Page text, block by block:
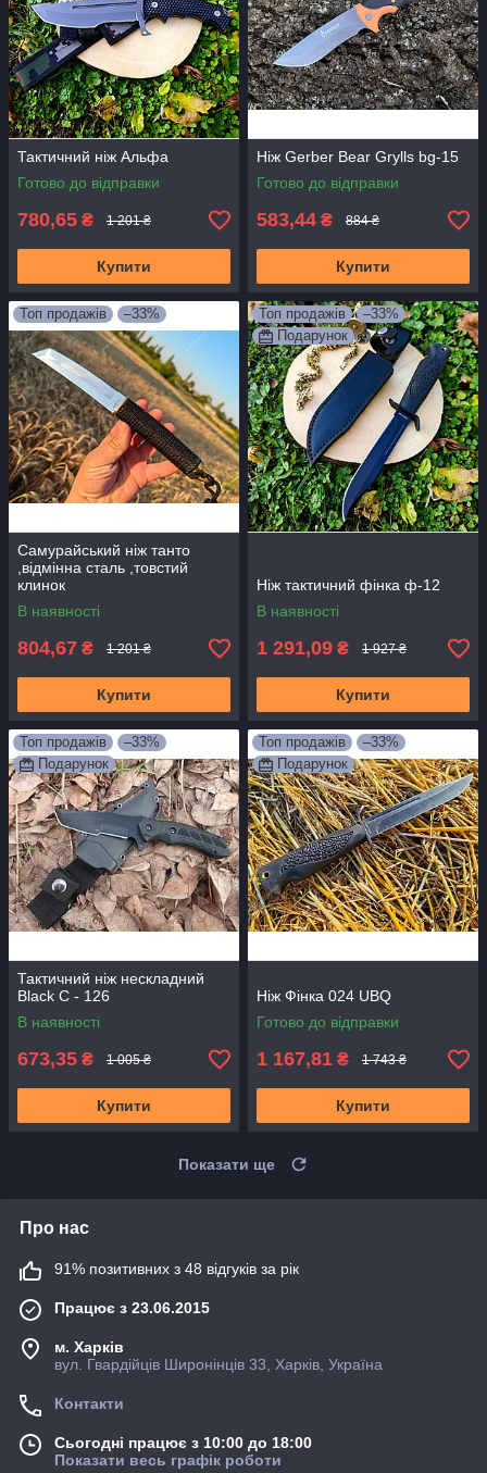
Тактичний ніж Альфа
Готово до відправки
780,65 ₴ 1 201 ₴
Купити
Ніж Gerber Bear Grylls bg-15
Готово до відправки
583,44 ₴ 884 ₴
Купити
Топ продажів –33%
Самурайський ніж танто
,відмінна сталь ,товстий
клинок
В наявності
804,67 ₴ 1 201 ₴
Купити
Топ продажів
–33%
Подарунок
Ніж тактичний фінка ф-12
В наявності
1 291,09 ₴ 1 927 ₴
Купити
Топ продажів
–33%
Подарунок
Тактичний ніж нескладний
Black C - 126
В наявності
673,35 ₴ 1 005 ₴
Купити
Топ продажів
–33%
Подарунок
Ніж Фінка 024 UBQ
Готово до відправки
1 167,81 ₴ 1 743 ₴
Купити
Показати ще
Про нас
91% позитивних з 48 відгуків за рік
Працює з 23.06.2015
м. Харків
вул. Гвардійців Широнінців 33, Харків, Україна
Контакти
Сьогодні працює з 10:00 до 18:00
Показати весь графік роботи